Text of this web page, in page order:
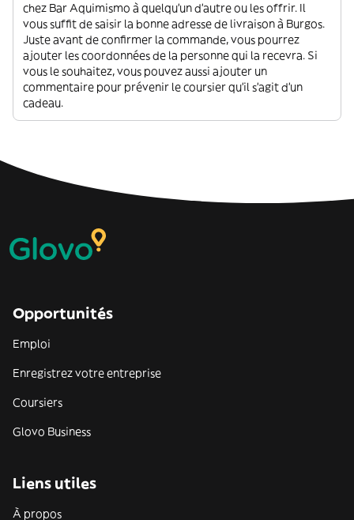
chez Bar Aquimismo à quelqu'un d'autre ou les offrir. Il
vous suffit de saisir la bonne adresse de livraison à Burgos.
Juste avant de confirmer la commande, vous pourrez
ajouter les coordonnées de la personne qui la recevra. Si
vous le souhaitez, vous pouvez aussi ajouter un
commentaire pour prévenir le coursier qu'il s'agit d'un
cadeau.
Opportunités
Emploi
Enregistrez votre entreprise
Coursiers
Glovo Business
Liens utiles
À propos